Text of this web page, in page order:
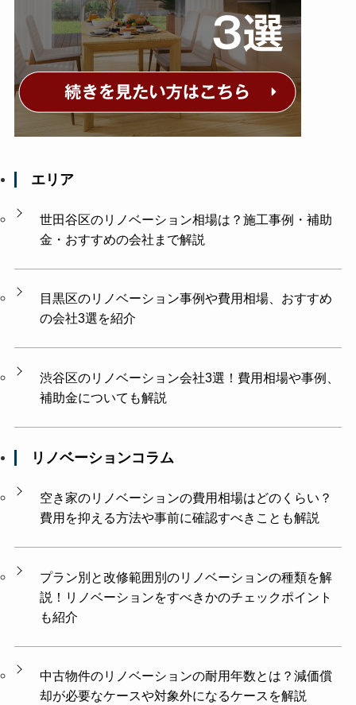
エリア
世田谷区のリノベーション相場は？施工事例・補助
金・おすすめの会社まで解説
目黒区のリノベーション事例や費用相場、おすすめ
の会社3選を紹介
渋谷区のリノベーション会社3選！費用相場や事例、
補助金についても解説
リノベーションコラム
空き家のリノベーションの費用相場はどのくらい？
費用を抑える方法や事前に確認すべきことも解説
プラン別と改修範囲別のリノベーションの種類を解
説！リノベーションをすべきかのチェックポイント
も紹介
中古物件のリノベーションの耐用年数とは？減価償
却が必要なケースや対象外になるケースを解説